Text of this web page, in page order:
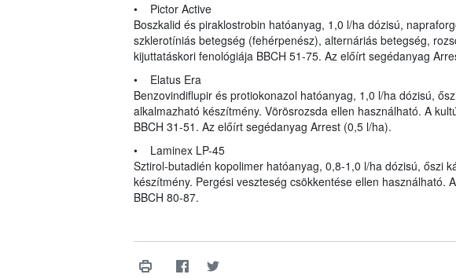
• Pictor Active
Boszkalid és piraklostrobin hatóanyag, 1,0 l/ha dózisú,
szklerotíniás betegség (fehérpenész), alternáriás betegség,
kijuttatáskori fenológiája BBCH 51-75. Az előírt segédanyag
• Elatus Era
Benzovindiflupir és protiokonazol hatóanyag, 1,0 l/ha dózisú,
alkalmazható készítmény. Vörösrozsda ellen használható. A
BBCH 31-51. Az előírt segédanyag Arrest (0,5 l/ha).
• Laminex LP-45
Sztirol-butadién kopolimer hatóanyag, 0,8-1,0 l/ha dózisú, őszi
készítmény. Pergési veszteség csökkentése ellen használható.
BBCH 80-87.